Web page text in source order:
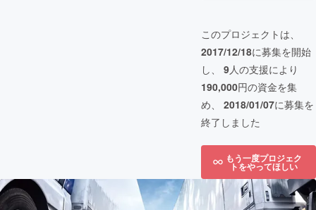
このプロジェクトは、
2017/12/18に募集を開始
し、 9人の支援により
190,000円の資金を集
め、 2018/01/07に募集を
終了しました
もう一度プロジェク
トをやってほしい